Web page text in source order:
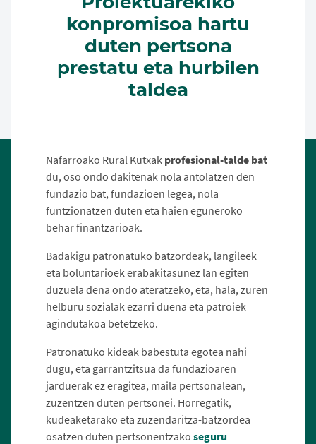
konpromisoa hartu
duten pertsona
prestatu eta hurbilen
taldea
Nafarroako Rural Kutxak profesional-talde bat
du, oso ondo dakitenak nola antolatzen den
fundazio bat, fundazioen legea, nola
funtzionatzen duten eta haien eguneroko
behar finantzarioak.
Badakigu patronatuko batzordeak, langileek
eta boluntarioek erabakitasunez lan egiten
duzuela dena ondo ateratzeko, eta, hala, zuren
helburu sozialak ezarri duena eta patroiek
agindutakoa betetzeko.
Patronatuko kideak babestuta egotea nahi
dugu, eta garrantzitsua da fundazioaren
jarduerak ez eragitea, maila pertsonalean,
zuzentzen duten pertsonei. Horregatik,
kudeaketarako eta zuzendaritza-batzordea
osatzen duten pertsonentzako seguru